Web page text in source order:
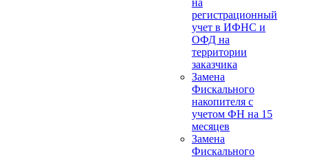
на
регистрационный
учет в ИФНС и
ОФД на
территории
заказчика
Замена
Фискального
накопителя с
учетом ФН на 15
месяцев
Замена
Фискального